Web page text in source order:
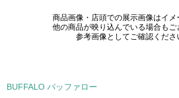
商品画像・店頭での展示画像はイメ
他の商品が映り込んでいる場合もご
参考画像としてご確認くださ
BUFFALO バッファロー